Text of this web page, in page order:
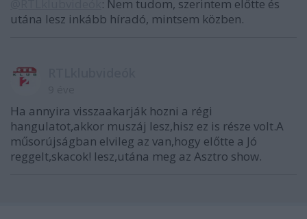
: Nem tudom, szerintem előtte és
utána lesz inkább híradó, mintsem közben.
Ha annyira visszaakarják hozni a régi
hangulatot,akkor muszáj lesz,hisz ez is része volt.A
műsorújságban elvileg az van,hogy előtte a Jó
reggelt,skacok! lesz,utána meg az Asztro show.